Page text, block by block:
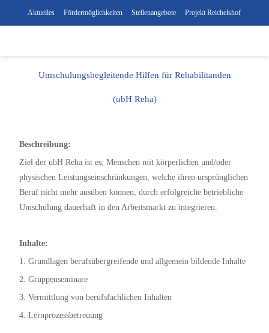
Aktuelles Fördermöglichkeiten Stellenangebote Projekt Reichelshof
Umschulungsbegleitende Hilfen für Rehabilitanden
(ubH Reha)
Beschreibung:
Ziel der ubH Reha ist es, Menschen mit körperlichen und/oder
physischen Leistungseinschränkungen, welche ihren ursprünglichen
Beruf nicht mehr ausüben können, durch erfolgreiche betriebliche
Umschulung dauerhaft in den Arbeitsmarkt zu integrieren.
Inhalte:
1. Grundlagen berufsübergreifende und allgemein bildende Inhalte
2. Gruppenseminare
3. Vermittlung von berufsfachlichen Inhalten
4. Lernprozessbetreuung